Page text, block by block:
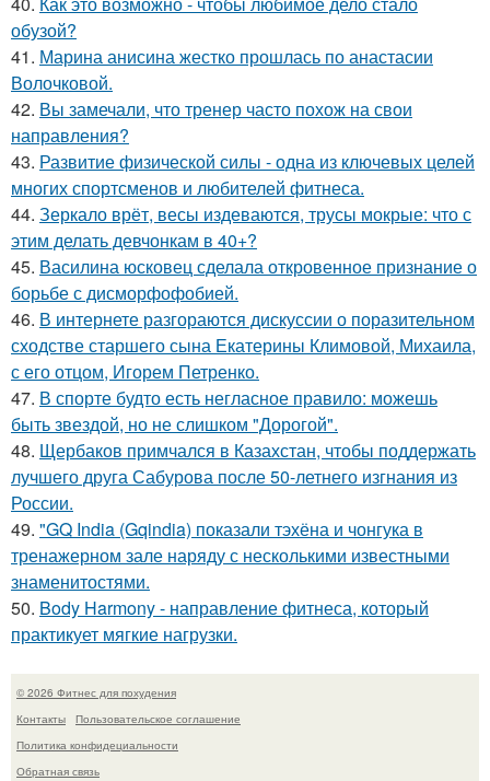
обузой?
41. Марина анисина жестко прошлась по анастасии
Волочковой.
42. Вы замечали, что тренер часто похож на свои
направления?
43. Развитие физической силы - одна из ключевых целей
многих спортсменов и любителей фитнеса.
44. Зеркало врёт, весы издеваются, трусы мокрые: что с
этим делать девчонкам в 40+?
45. Василина юсковец сделала откровенное признание о
борьбе с дисморфофобией.
46. В интернете разгораются дискуссии о поразительном
сходстве старшего сына Екатерины Климовой, Михаила,
с его отцом, Игорем Петренко.
47. В спорте будто есть негласное правило: можешь
быть звездой, но не слишком "Дорогой".
48. Щербаков примчался в Казахстан, чтобы поддержать
лучшего друга Сабурова после 50-летнего изгнания из
России.
49. "GQ India (Gqindia) показали тэхёна и чонгука в
тренажерном зале наряду с несколькими известными
знаменитостями.
50. Body Harmony - направление фитнеса, который
практикует мягкие нагрузки.
© 2026 Фитнес для похудения
Контакты
Пользовательское соглашение
Политика конфидециальности
Обратная связь